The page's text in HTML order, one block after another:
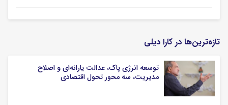
تازه‌ترین‌ها در کارا دیلی
توسعه انرژی پاک، عدالت یارانه‌ای و اصلاح
مدیریت، سه محور تحول اقتصادی